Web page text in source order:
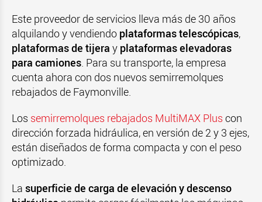
Este proveedor de servicios lleva más de 30 años
alquilando y vendiendo plataformas telescópicas,
plataformas de tijera y plataformas elevadoras
para camiones. Para su transporte, la empresa
cuenta ahora con dos nuevos semirremolques
rebajados de Faymonville.
Los semirremolques rebajados MultiMAX Plus con
dirección forzada hidráulica, en versión de 2 y 3 ejes,
están diseñados de forma compacta y con el peso
optimizado.
La superficie de carga de elevación y descenso